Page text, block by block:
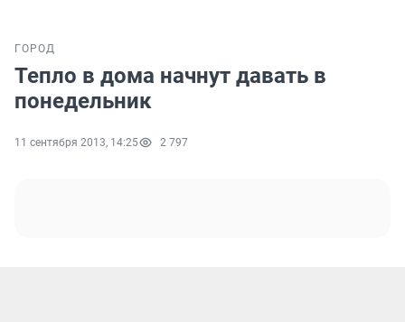
ГОРОД
Тепло в дома начнут давать в
понедельник
11 сентября 2013, 14:25 2 797